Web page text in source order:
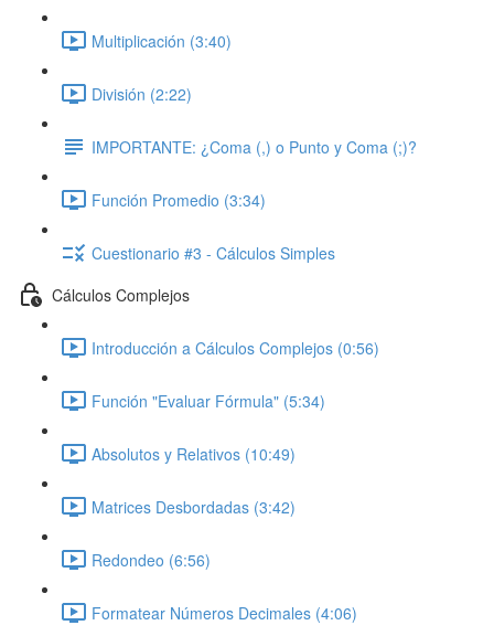
Multiplicación (3:40)
División (2:22)
IMPORTANTE: ¿Coma (,) o Punto y Coma (;)?
Función Promedio (3:34)
Cuestionario #3 - Cálculos Simples
Cálculos Complejos
Introducción a Cálculos Complejos (0:56)
Función "Evaluar Fórmula" (5:34)
Absolutos y Relativos (10:49)
Matrices Desbordadas (3:42)
Redondeo (6:56)
Formatear Números Decimales (4:06)